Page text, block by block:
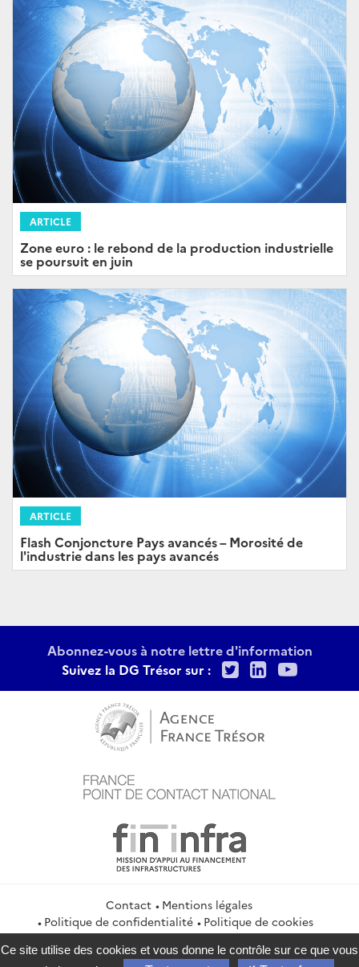
ARTICLE
Zone euro : le rebond de la production industrielle
se poursuit en juin
ARTICLE
Flash Conjoncture Pays avancés – Morosité de
l'industrie dans les pays avancés
Abonnez-vous à notre lettre d'information
Suivez la DG Trésor sur :
TwitterLinkedIn
Contact
Mentions légales
Politique de confidentialité
Politique de cookies
Gestion des cookies
Flux RSS
Ce site utilise des cookies et vous donne le contrôle sur ce que vous